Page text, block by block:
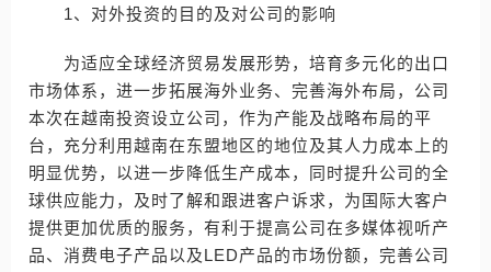
1、对外投资的目的及对公司的影响
为适应全球经济贸易发展形势，培育多元化的出口
市场体系，进一步拓展海外业务、完善海外布局，公司
本次在越南投资设立公司，作为产能及战略布局的平
台，充分利用越南在东盟地区的地位及其人力成本上的
明显优势，以进一步降低生产成本，同时提升公司的全
球供应能力，及时了解和跟进客户诉求，为国际大客户
提供更加优质的服务，有利于提高公司在多媒体视听产
品、消费电子产品以及LED产品的市场份额，完善公司